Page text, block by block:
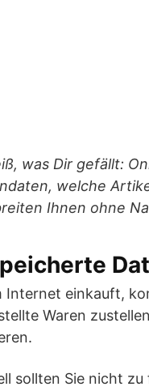
was Dir gefällt:
welche
Ihnen ohne
Internet einkauft,
Waren
sollten Sie nicht